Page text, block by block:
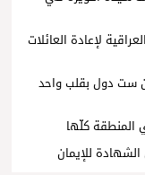
لإعادة العائلات
ست دول بقلب واحد
المنطقة كلّها
للإيمان